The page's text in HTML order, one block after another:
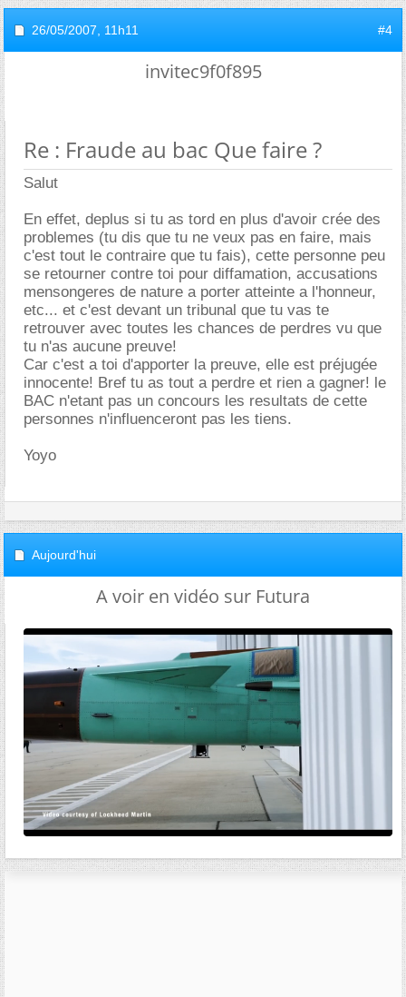
26/05/2007, 11h11 #4
invitec9f0f895
Re : Fraude au bac Que faire ?
Salut
En effet, deplus si tu as tord en plus d'avoir crée des
problemes (tu dis que tu ne veux pas en faire, mais
c'est tout le contraire que tu fais), cette personne peu
se retourner contre toi pour diffamation, accusations
mensongeres de nature a porter atteinte a l'honneur,
etc... et c'est devant un tribunal que tu vas te
retrouver avec toutes les chances de perdres vu que
tu n'as aucune preuve!
Car c'est a toi d'apporter la preuve, elle est préjugée
innocente! Bref tu as tout a perdre et rien a gagner! le
BAC n'etant pas un concours les resultats de cette
personnes n'influenceront pas les tiens.
Yoyo
Aujourd'hui
A voir en vidéo sur Futura